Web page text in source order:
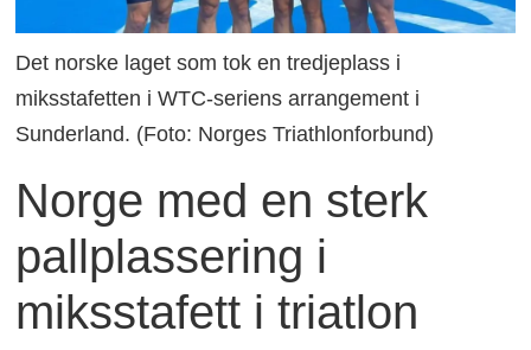
Det norske laget som tok en tredjeplass i
miksstafetten i WTC-seriens arrangement i
Sunderland. (Foto: Norges Triathlonforbund)
Norge med en sterk
pallplassering i
miksstafett i triatlon